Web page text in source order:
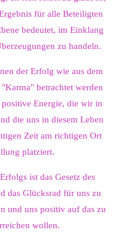
für alle Beteiligten
bedeutet, im Einklang
zu handeln.
der Erfolg wie aus dem
betrachtet werden
Energie, die wir in
die uns in diesem Leben
Zeit am richtigen Ort
platziert.
ist das Gesetz des
das Glücksrad für uns zu
und uns positiv auf das zu
wollen.